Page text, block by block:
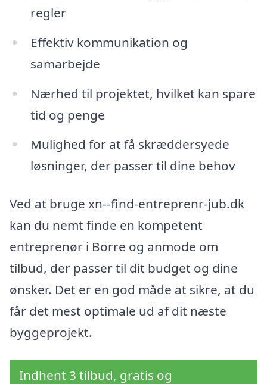
regler
Effektiv kommunikation og
samarbejde
Nærhed til projektet, hvilket kan spare
tid og penge
Mulighed for at få skræddersyede
løsninger, der passer til dine behov
Ved at bruge xn--find-entreprenr-jub.dk
kan du nemt finde en kompetent
entreprenør i Borre og anmode om
tilbud, der passer til dit budget og dine
ønsker. Det er en god måde at sikre, at du
får det mest optimale ud af dit næste
byggeprojekt.
Indhent 3 tilbud, gratis og